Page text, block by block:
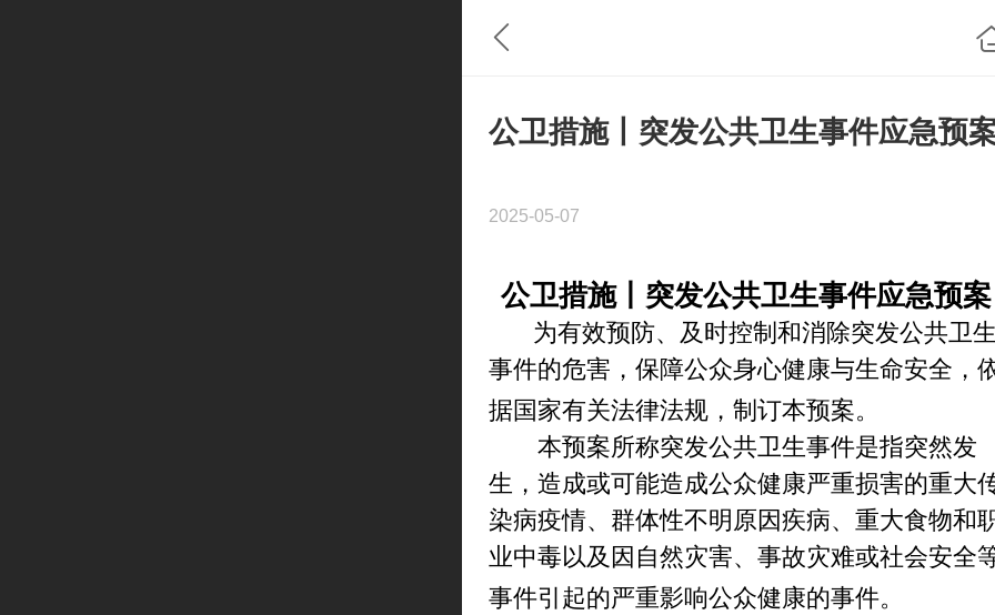
公卫措施丨突发公共卫生事件应急预
2025-05-07
公卫措施丨突发公共卫生事件应急预案
为有效预防、及时控制和消除突发公共卫生
事件的危害，保障公众身心健康与生命安全，
据国家有关法律法规，制订本预案。
本预案所称突发公共卫生事件是指突然发
生，造成或可能造成公众健康严重损害的重大
染病疫情、群体性不明原因疾病、重大食物和
业中毒以及因自然灾害、事故灾难或社会安全
事件引起的严重影响公众健康的事件。